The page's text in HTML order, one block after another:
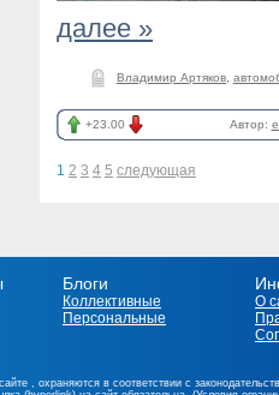
далее »
Владимир Артяков
+23.00 Автор:
1 2 3 4 5 следующая
Блоги
Коллективные
Персональные
О
, охраняются в соответствии с